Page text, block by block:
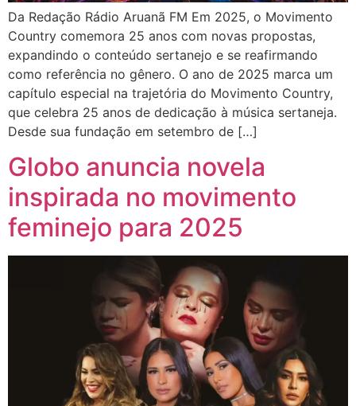
Da Redação Rádio Aruanã FM Em 2025, o Movimento
Country comemora 25 anos com novas propostas,
expandindo o conteúdo sertanejo e se reafirmando
como referência no gênero. O ano de 2025 marca um
capítulo especial na trajetória do Movimento Country,
que celebra 25 anos de dedicação à música sertaneja.
Desde sua fundação em setembro de […]
Globo anuncia novela
inspirada no movimento
feminejo para 2025